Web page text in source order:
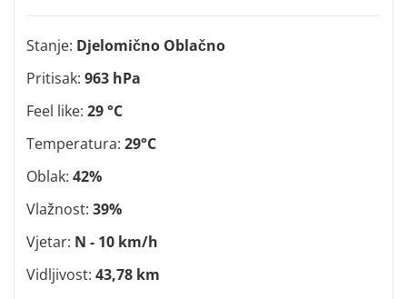
Stanje: Djelomično Oblačno
Pritisak: 963 hPa
Feel like: 29 °C
Temperatura: 29°C
Oblak: 42%
Vlažnost: 39%
Vjetar: N - 10 km/h
Vidljivost: 43,78 km